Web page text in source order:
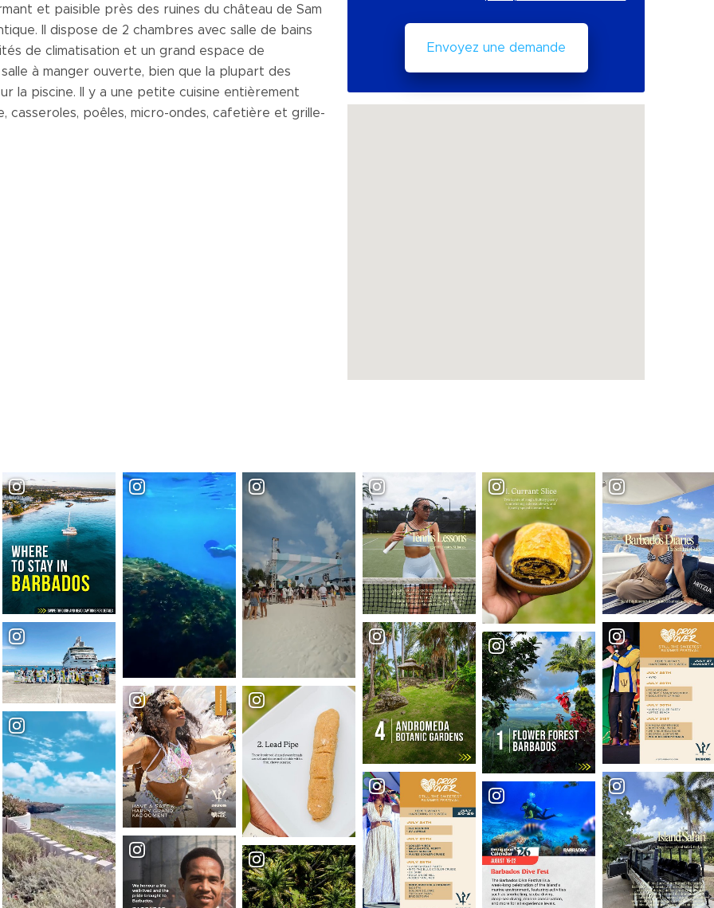
et paisible près des ruines du château de Sam
Il dispose de 2 chambres avec salle de bains
de climatisation et un grand espace de
à manger ouverte, bien que la plupart des
la piscine. Il y a une petite cuisine entièrement
casseroles, poêles, micro-ondes, cafetière et grille-